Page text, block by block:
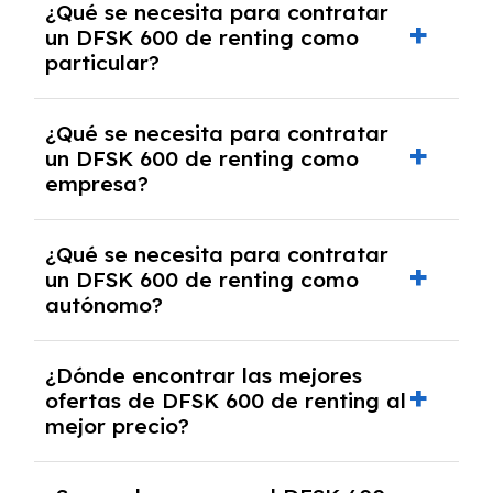
pero puede haber penalizaciones por
cancelación anticipada. Es importante revisar
las condiciones del contrato y hablar con un
experto que te asesore.
¿Qué se necesita para contratar
un DFSK 600 de renting como
particular?
y, en algunos casos, una consulta de solvencia
crediticia y un pago inicial.
¿Qué se necesita para contratar
un DFSK 600 de renting como
empresa?
documentación financiera y, en algunos
casos, un informe de solvencia de la empresa
y un pago inicial.
¿Qué se necesita para contratar
un DFSK 600 de renting como
autónomo?
autónomos, justificante de ingresos y, en
algunos casos, un informe fiscal y un pago
inicial.
¿Dónde encontrar las mejores
ofertas de DFSK 600 de renting al
mejor precio?